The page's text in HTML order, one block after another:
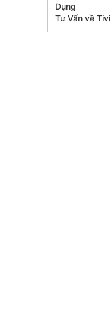
Dụng
Tư Vấn về Tivi